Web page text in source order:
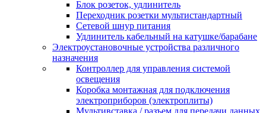
Блок розеток, удлинитель
Переходник розетки мультистандартный
Сетевой шнур питания
Удлинитель кабельный на катушке/барабане
Электроустановочные устройства различного
назначения
Контроллер для управления системой
освещения
Коробка монтажная для подключения
электроприборов (электроплиты)
Мультивставка / разъем для передачи данных